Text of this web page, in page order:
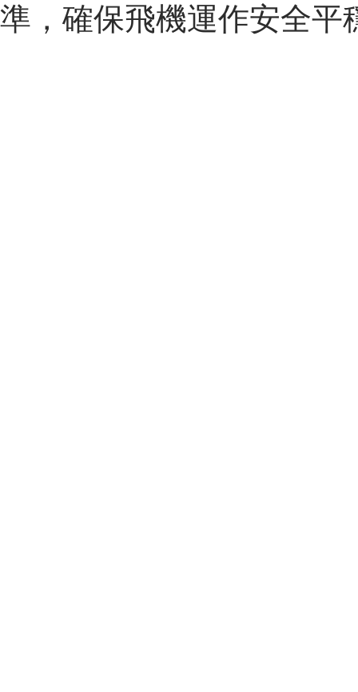
準，確保飛機運作安全平